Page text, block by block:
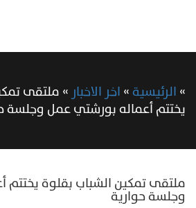
»الرئيسية»اخر الاخبار »ملتقى
يختتم أعماله بورشتي عمل وجلسة
ملتقى تمكين الشباب بقلوة يختتم
وجلسة حوارية